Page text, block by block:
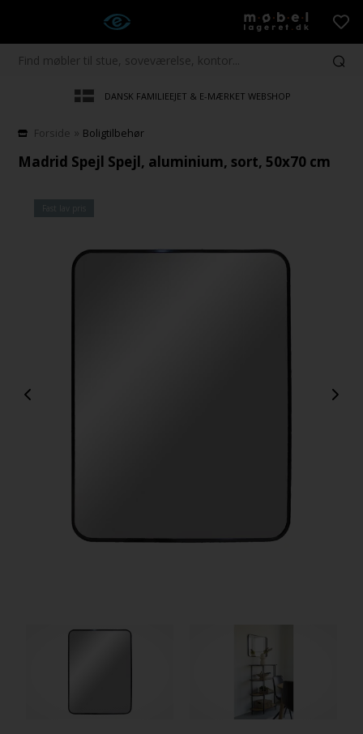
DANSK FAMILIEEJET & E-MÆRKET WEBSHOP
Forside » Boligtilbehør
Madrid Spejl Spejl, aluminium, sort, 50x70 cm